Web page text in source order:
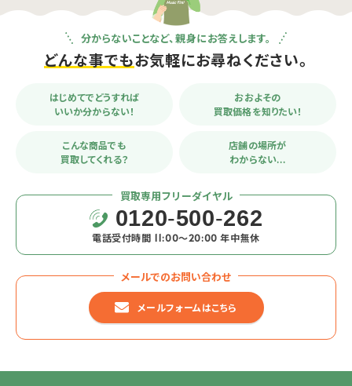
分からないことなど、親身にお答えします。
どんな事でもお気軽にお尋ねください。
はじめてでどうすれば
いいか分からない！
おおよその
買取価格を知りたい！
こんな商品でも
買取してくれる？
店舗の場所が
わからない…
買取専用フリーダイヤル
0120-500-262
電話受付時間 11:00〜20:00 年中無休
メールでのお問い合わせ
メールフォームはこちら